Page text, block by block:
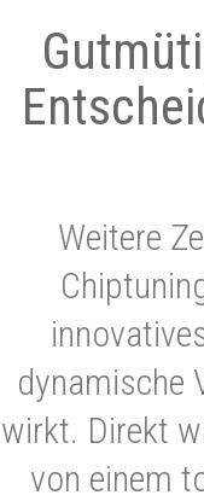
Weitere
dynamische
wirkt. Direkt
von einem